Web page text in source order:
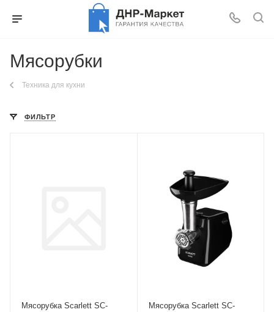
Мясорубки
Техника для кухни
ФИЛЬТР
Мясорубка Scarlett SC-
Мясорубка Scarlett SC-